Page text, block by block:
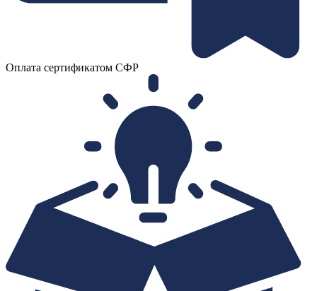
Оплата сертификатом СФР